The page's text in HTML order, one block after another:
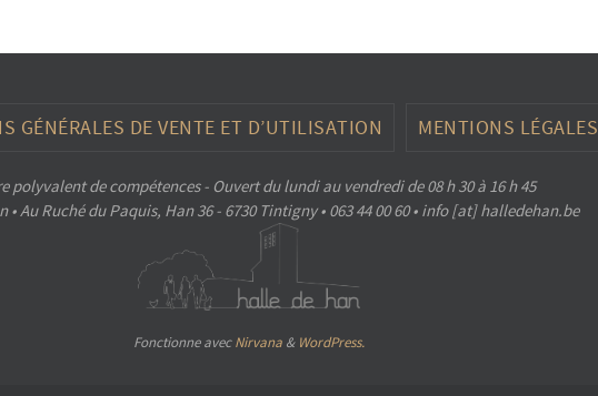
GÉNÉRALES DE VENTE ET D’UTILISATION MENTIONS LÉGALES
polyvalent de compétences - Ouvert du lundi au vendredi de 08 h 30 à 16 h 45
• Au Ruché du Paquis, Han 36 - 6730 Tintigny • 063 44 00 60 • info [at] halledehan.be
Fonctionne avecNirvana & WordPress.